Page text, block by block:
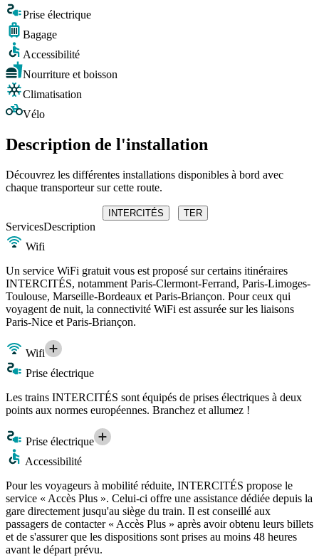
Prise électrique
Bagage
Accessibilité
Nourriture et boisson
Climatisation
Vélo
Description de l'installation
Découvrez les différentes installations disponibles à bord avec
chaque transporteur sur cette route.
INTERCITÉS TER
ServicesDescription
Wifi
Un service WiFi gratuit vous est proposé sur certains itinéraires
INTERCITÉS, notamment Paris-Clermont-Ferrand, Paris-Limoges-
Toulouse, Marseille-Bordeaux et Paris-Briançon. Pour ceux qui
voyagent de nuit, la connectivité WiFi est assurée sur les liaisons
Paris-Nice et Paris-Briançon.
Wifi
Prise électrique
Les trains INTERCITÉS sont équipés de prises électriques à deux
points aux normes européennes. Branchez et allumez !
Prise électrique
Accessibilité
Pour les voyageurs à mobilité réduite, INTERCITÉS propose le
service « Accès Plus ». Celui-ci offre une assistance dédiée depuis la
gare directement jusqu'au siège du train. Il est conseillé aux
passagers de contacter « Accès Plus » après avoir obtenu leurs billets
et de s'assurer que les dispositions sont prises au moins 48 heures
avant le départ prévu.